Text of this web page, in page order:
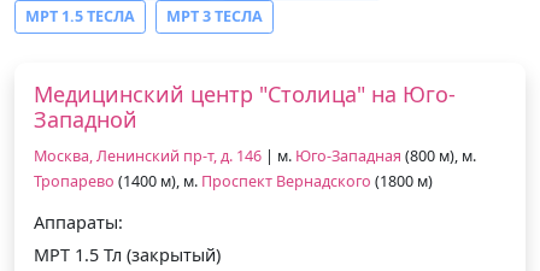
МРТ 1.5 ТЕСЛА
МРТ 3 ТЕСЛА
Медицинский центр "Столица" на Юго-
Западной
Москва, Ленинский пр-т, д. 146 | м. Юго-Западная (800 м), м.
Тропарево (1400 м), м. Проспект Вернадского (1800 м)
Аппараты:
МРТ 1.5 Тл (закрытый)